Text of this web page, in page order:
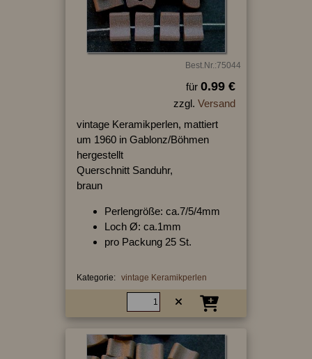
Best.Nr.:75044
für 0.99 €
zzgl. Versand
vintage Keramikperlen, mattiert
um 1960 in Gablonz/Böhmen
hergestellt
Querschnitt Sanduhr,
braun
Perlengröße: ca.7/5/4mm
Loch Ø: ca.1mm
pro Packung 25 St.
Kategorie: vintage Keramikperlen